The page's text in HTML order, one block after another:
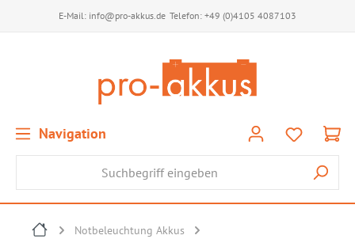
E-Mail: info@pro-akkus.de Telefon: +49 (0)4105 4087103
Navigation
Notbeleuchtung Akkus